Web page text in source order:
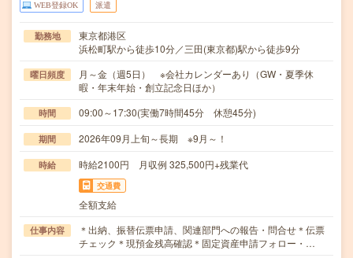
WEB登録OK 派遣
勤務地
東京都港区
浜松町駅から徒歩10分／三田(東京都)駅から徒歩9分
曜日頻度
月～金（週5日） ※会社カレンダーあり（GW・夏季休
暇・年末年始・創立記念日ほか）
時間 09:00～17:30(実働7時間45分 休憩45分)
期間 2026年09月上旬～長期 ※9月～！
時給 時給2100円 月収例 325,500円+残業代
交通費
全額支給
仕事内容
＊出納、振替伝票申請、関連部門への報告・問合せ＊伝票
チェック＊現預金残高確認＊固定資産申請フォロー・…